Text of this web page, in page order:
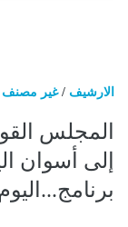
الارشيف /غير مصنف
المجلس
إلى أسوان
برنامج...اليوم السبت، 3